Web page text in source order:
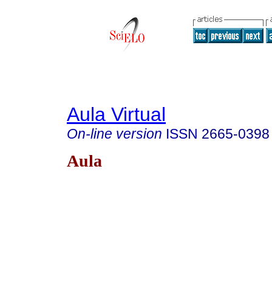
Aula Virtual
On-line version ISSN 2665-0398
Aula